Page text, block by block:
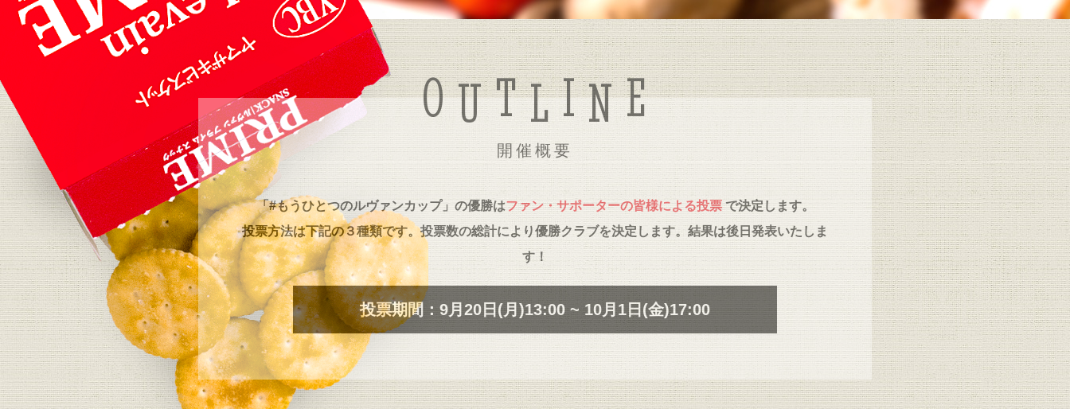
OUTLINE
開催概要
「#もうひとつのルヴァンカップ」の優勝はファン・サポーターの皆様による投票で決定します。
投票方法は下記の３種類です。投票数の総計により優勝クラブを決定します。結果は後日発表いたしま
す！
投票期間： 9月20日(月)13:00 ~ 10月1日(金)17:00